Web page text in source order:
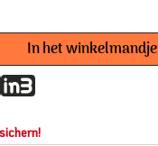
In het winkelmandje